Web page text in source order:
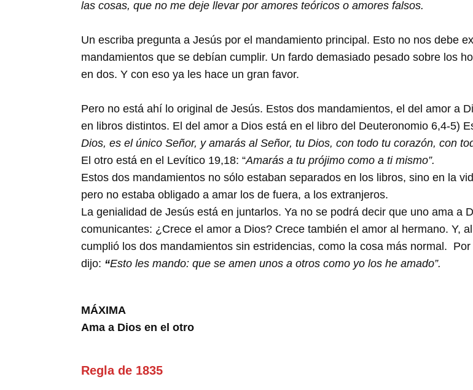
las cosas, que no me deje llevar por amores teóricos o amores falsos.
Un escriba pregunta a Jesús por el mandamiento principal. Esto no nos debe
mandamientos que se debían cumplir. Un fardo demasiado pesado sobre los
en dos. Y con eso ya les hace un gran favor.
Pero no está ahí lo original de Jesús. Estos dos mandamientos, el del amor a
en libros distintos. El del amor a Dios está en el libro del Deuteronomio 6,4-5)
Dios, es el único Señor, y amarás al Señor, tu Dios, con todo tu corazón, con
El otro está en el Levítico 19,18: “Amarás a tu prójimo como a ti mismo”.
Estos dos mandamientos no sólo estaban separados en los libros, sino en la
pero no estaba obligado a amar los de fuera, a los extranjeros.
La genialidad de Jesús está en juntarlos. Ya no se podrá decir que uno ama a
comunicantes: ¿Crece el amor a Dios? Crece también el amor al hermano. Y,
cumplió los dos mandamientos sin estridencias, como la cosa más normal.
dijo: “Esto les mando: que se amen unos a otros como yo los he amado”.
MÁXIMA
Ama a Dios en el otro
Regla de 1835